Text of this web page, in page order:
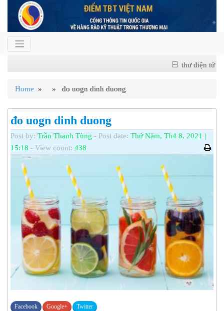
thư điện tử
Home » » đo uogn dinh duong
đo uogn dinh duong
Post by: Trần Thanh Tùng - Post date: Thứ Năm, Th4 8, 2021 |
15:18 - View count: 438
Facebook Google+ Twitter